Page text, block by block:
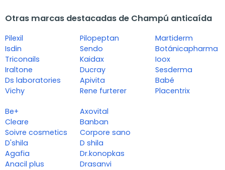
Otras marcas destacadas de Champú anticaída
Pilexil
Isdin
Triconails
Iraltone
Ds laboratories
Vichy
Pilopeptan
Sendo
Kaidax
Ducray
Apivita
Rene furterer
Martiderm
Botánicapharma
Ioox
Sesderma
Babé
Placentrix
Be+
Cleare
Soivre cosmetics
D'shila
Agafia
Anacil plus
Axovital
Banban
Corpore sano
D shila
Dr.konopkas
Drasanvi